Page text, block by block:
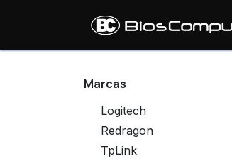
Marcas
Logitech
Redragon
TpLink